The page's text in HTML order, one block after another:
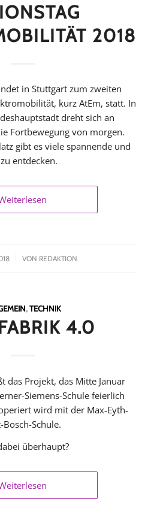
2018
in Stuttgart zum zweiten
kurz AtEm, statt. In
dreht sich an
Fortbewegung von morgen.
gibt es viele spannende und
entdecken.
VON REDAKTION
,TECHNIK
4.0
das Projekt, das Mitte Januar
Siemens-Schule feierlich
wird mit der Max-Eyth-
Schule.
überhaupt?